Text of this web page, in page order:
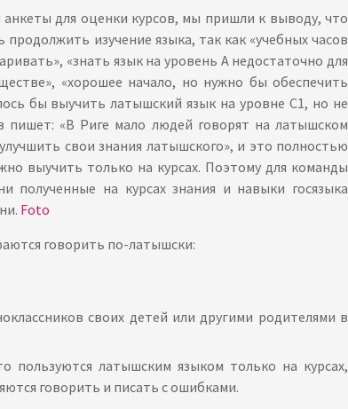
для оценки курсов, мы пришли к выводу, что
изучение языка, так как «учебных часов
«знать язык на уровень А недостаточно для
«хорошее начало, но нужно бы обеспечить
бы выучить латышский язык на уровне С1, но не
пишет: «В Риге мало людей говорят на латышском
свои знания латышского», и это полностью
выучить только на курсах. Поэтому для команды
полученные на курсах знания и навыки госязыка
Foto
говорить по-латышски:
своих детей или другими родителями в
пользуются латышским языком только на курсах,
говорить и писать с ошибками.